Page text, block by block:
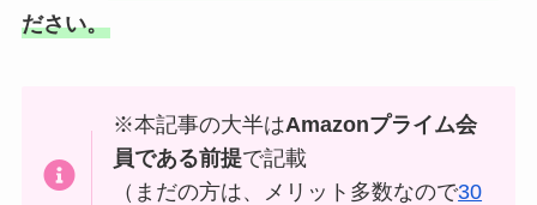
・クレカ・プリ
ださい。
※本記事の大半はAmazonプライム会
員である前提で記載
（まだの方は、メリット多数なので30